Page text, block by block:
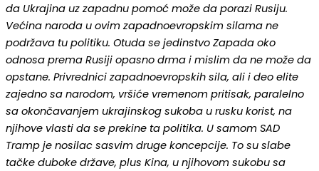
da Ukrajina uz zapadnu pomoć može da porazi Rusiju.
Većina naroda u ovim zapadnoevropskim silama ne
podržava tu politiku. Otuda se jedinstvo Zapada oko
odnosa prema Rusiji opasno drma i mislim da ne može da
opstane. Privrednici zapadnoevropskih sila, ali i deo elite
zajedno sa narodom, vršiće vremenom pritisak, paralelno
sa okončavanjem ukrajinskog sukoba u rusku korist, na
njihove vlasti da se prekine ta politika. U samom SAD
Tramp je nosilac sasvim druge koncepcije. To su slabe
tačke duboke države, plus Kina, u njihovom sukobu sa